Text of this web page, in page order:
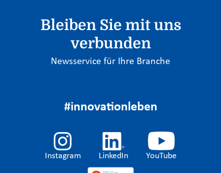
Bleiben Sie mit uns
verbunden
Newsservice für Ihre Branche
#innovationleben
Instagram LinkedIn YouTube